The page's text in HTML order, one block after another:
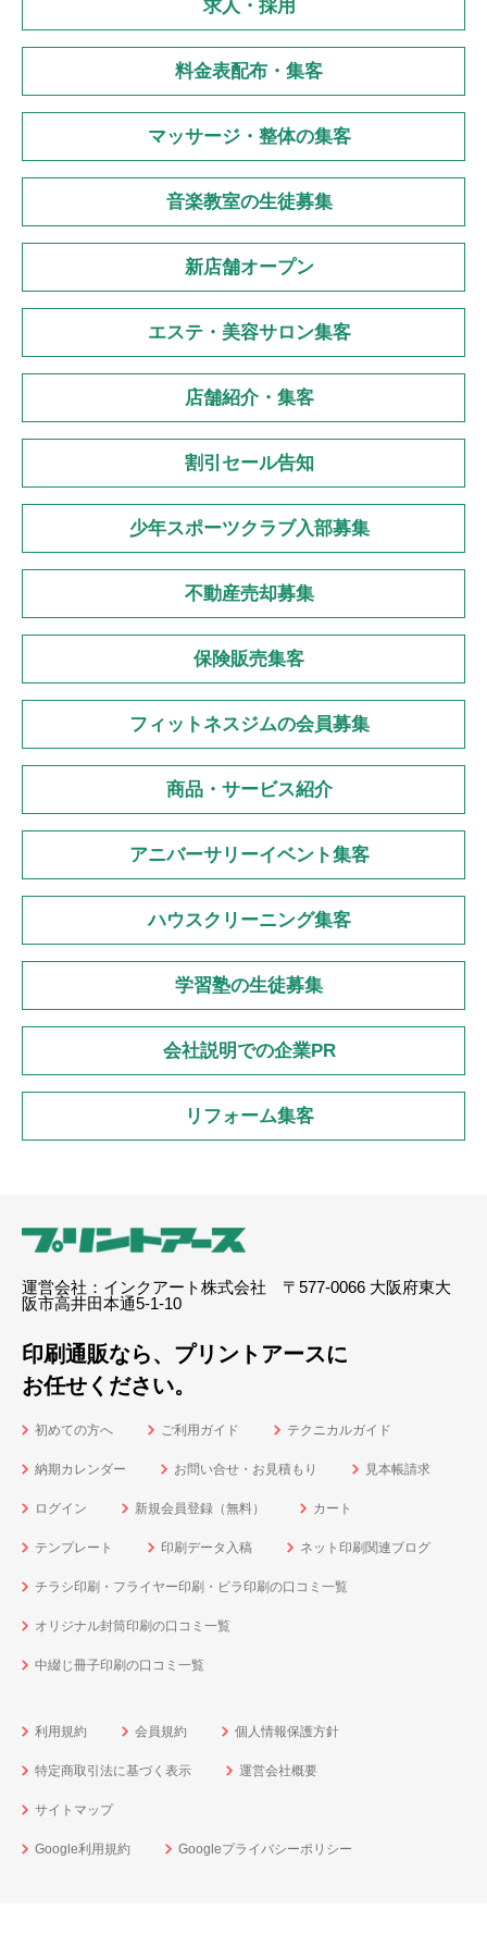
求人・採用
料金表配布・集客
マッサージ・整体の集客
音楽教室の生徒募集
新店舗オープン
エステ・美容サロン集客
店舗紹介・集客
割引セール告知
少年スポーツクラブ入部募集
不動産売却募集
保険販売集客
フィットネスジムの会員募集
商品・サービス紹介
アニバーサリーイベント集客
ハウスクリーニング集客
学習塾の生徒募集
会社説明での企業PR
リフォーム集客
運営会社：インクアート株式会社 〒577-0066 大阪府東大
阪市高井田本通5-1-10
印刷通販なら、プリントアースに
お任せください。
初めての方へ ご利用ガイド テクニカルガイド
納期カレンダー お問い合せ・お見積もり 見本帳請求
ログイン 新規会員登録（無料） カート
テンプレート 印刷データ入稿 ネット印刷関連ブログ
チラシ印刷・フライヤー印刷・ビラ印刷の口コミ一覧
オリジナル封筒印刷の口コミ一覧
中綴じ冊子印刷の口コミ一覧
利用規約 会員規約 個人情報保護方針
特定商取引法に基づく表示 運営会社概要
サイトマップ
Google利用規約 Googleプライバシーポリシー